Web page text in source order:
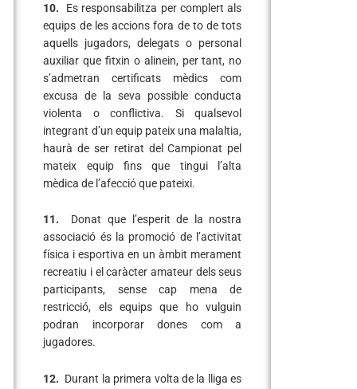
10. Es responsabilitza per complert als
equips de les accions fora de to de tots
aquells jugadors, delegats o personal
auxiliar que fitxin o alinein, per tant, no
s’admetran certificats mèdics com
excusa de la seva possible conducta
violenta o conflictiva. Si qualsevol
integrant d’un equip pateix una malaltia,
haurà de ser retirat del Campionat pel
mateix equip fins que tingui l’alta
mèdica de l’afecció que pateixi.
11. Donat que l’esperit de la nostra
associació és la promoció de l’activitat
física i esportiva en un àmbit merament
recreatiu i el caràcter amateur dels seus
participants, sense cap mena de
restricció, els equips que ho vulguin
podran incorporar dones com a
jugadores.
12. Durant la primera volta de la lliga es